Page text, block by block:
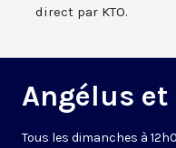
direct par KTO.
Angélus
Tous les dimanches à